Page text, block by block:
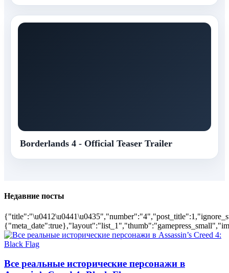
Borderlands 4 - Official Teaser Trailer
Недавние посты
Все реальные исторические персонажи в